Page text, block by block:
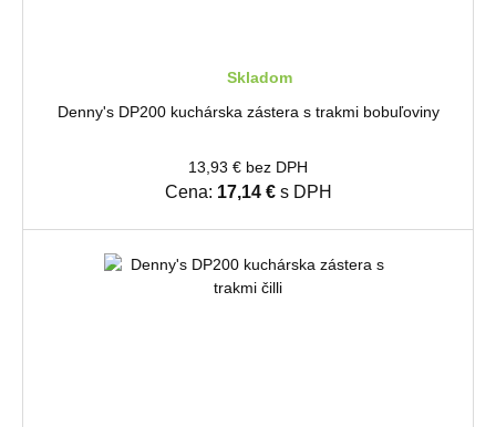
Skladom
Denny's DP200 kuchárska zástera s trakmi bobuľoviny
13,93 € bez DPH
Cena: 17,14 €s DPH